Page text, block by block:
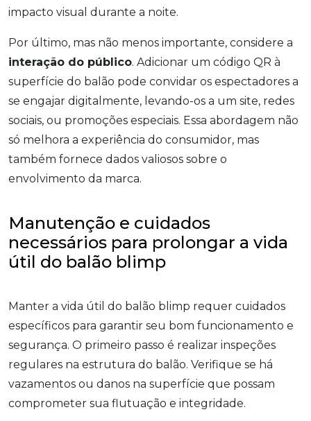
impacto visual durante a noite.
Por último, mas não menos importante, considere a
interação do público. Adicionar um código QR à
superfície do balão pode convidar os espectadores a
se engajar digitalmente, levando-os a um site, redes
sociais, ou promoções especiais. Essa abordagem não
só melhora a experiência do consumidor, mas
também fornece dados valiosos sobre o
envolvimento da marca.
Manutenção e cuidados
necessários para prolongar a vida
útil do balão blimp
Manter a vida útil do balão blimp requer cuidados
específicos para garantir seu bom funcionamento e
segurança. O primeiro passo é realizar inspeções
regulares na estrutura do balão. Verifique se há
vazamentos ou danos na superfície que possam
comprometer sua flutuação e integridade.